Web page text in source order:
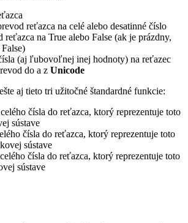
reťazca na celé alebo desatinné číslo
reťazca na True alebo False (ak je prázdny,
False)
(aj ľubovoľnej inej hodnoty) na reťazec
do a z Unicode
aj tieto tri užitočné štandardné funkcie:
čísla do reťazca, ktorý reprezentuje toto
sústave
čísla do reťazca, ktorý reprezentuje toto
sústave
čísla do reťazca, ktorý reprezentuje toto
sústave